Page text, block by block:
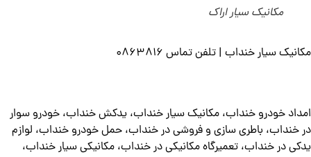
مکانیک سیار اراک
مکانیک سیار خنداب | تلفن تماس 0863816
امداد خودرو خنداب، مکانیک سیار خنداب، یدکش خنداب، خودرو سوار
در خنداب، باطری سازی و فروشی در خنداب، حمل خودرو خنداب، لوازم
یدکی در خنداب، تعمیرگاه مکانیکی در خنداب، مکانیکی سیار خنداب،